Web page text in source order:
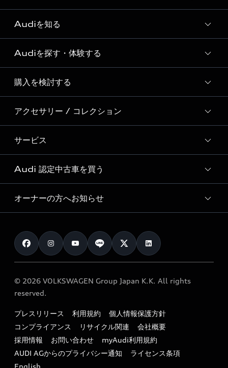
Audiを知る
Audi ブランド
Story of Progress
Audi Sport
Formula 1®
デジタルサービス
Audiを探す・体験する
ディーラー検索
新車在庫検索
試乗車・展示車検索
見積り依頼
試乗予約
購入を検討する
モデル一覧
特別仕様モデル / 限定モデル
e-tronラインアップ
価格シミュレーション
車両比較
カタログ一覧
アクセサリー / コレクション
純正アクセサリー
オンラインショップ
Audi collection
アウディナビアプリ
サービス
サービス入庫予約
サービスプログラム
メンテナンス
車検 / 定期点検
e-tronアフターサポート
myAudi
Audi 認定中古車を買う
Audi認定中古車
クオリティ
保証
メンテナンス
ファイナンス
キャンペーン / イベント
買取査定
オーナーの方へお知らせ
お知らせ
オーナー様向けキャンペーン
特定整備適用車一覧
リサイクル法
よくある質問（FAQ）
© 2026 VOLKSWAGEN Group Japan K.K. All rights
reserved.
プレスリリース 利用規約
個人情報保護方針
コンプライアンス
リサイクル関連
会社概要
採用情報
お問い合わせ
myAudi利用規約
AUDI AGからのプライバシー通知
ライセンス条項
English